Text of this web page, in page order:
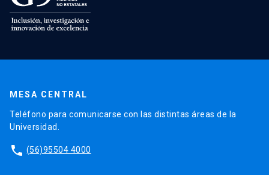
MESA CENTRAL
Teléfono para comunicarse con las distintas áreas de la
Universidad.
phone (56)95504 4000